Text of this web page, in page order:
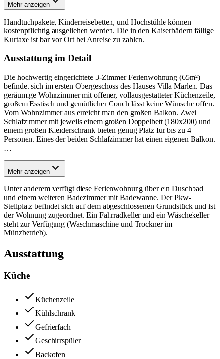
Mehr anzeigen
Handtuchpakete, Kinderreisebetten, und Hochstühle können
kostenpflichtig ausgeliehen werden. Die in den Kaiserbädern fällige
Kurtaxe ist bar vor Ort bei Anreise zu zahlen.
Ausstattung im Detail
Die hochwertig eingerichtete 3-Zimmer Ferienwohnung (65m²)
befindet sich im ersten Obergeschoss des Hauses Villa Marlen. Das
geräumige Wohnzimmer mit offener, vollausgestatteter Küchenzeile,
großem Esstisch und gemütlicher Couch lässt keine Wünsche offen.
Vom Wohnzimmer aus erreicht man den großen Balkon. Zwei
Schlafzimmer mit jeweils einem großen Doppelbett (180x200) und
einem großen Kleiderschrank bieten genug Platz für bis zu 4
Personen. Eines der beiden Schlafzimmer hat einen eigenen Balkon.
…
Mehr anzeigen
Unter anderem verfügt diese Ferienwohnung über ein Duschbad
und einem weiteren Badezimmer mit Badewanne. Der Pkw-
Stellplatz befindet sich auf dem abgeschlossenen Grundstück und ist
der Wohnung zugeordnet. Ein Fahrradkeller und ein Wäschekeller
steht zur Verfügung (Waschmaschine und Trockner im
Münzbetrieb).
Ausstattung
Küche
Küchenzeile
Kühlschrank
Gefrierfach
Geschirrspüler
Backofen